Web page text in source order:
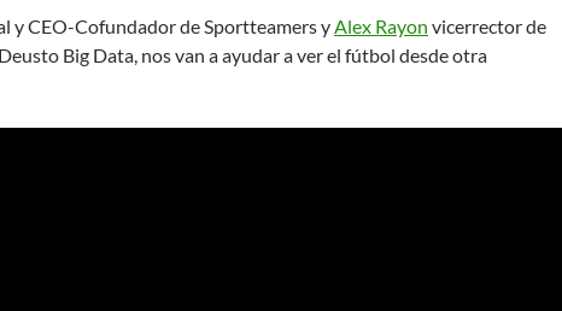
y CEO-Cofundador de Sportteamers yAlex Rayon vicerrector de
Big Data, nos van a ayudar a ver el fútbol desde otra